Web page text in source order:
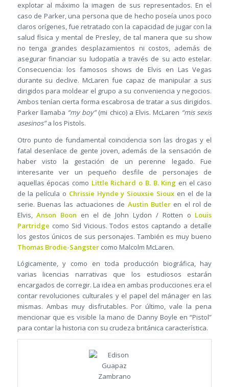
explotar al máximo la imagen de sus representados. En el
caso de Parker, una persona que de hecho poseía unos poco
claros orígenes, fue retratado con la capacidad de jugar con la
salud física y mental de Presley, de tal manera que su show
no tenga grandes desplazamientos ni costos, además de
asegurar financiar su ludopatía a través de su acto estelar.
Consecuencia: los famosos shows de Elvis en Las Vegas
durante su declive. McLaren fue capaz de manipular a sus
dirigidos para moldear el grupo a su conveniencia y negocios.
Ambos tenían cierta forma escabrosa de tratar a sus dirigidos.
Parker llamaba “my boy”(mi chico) a Elvis. McLaren “mis sexis
asesinos”a los Pistols.
Otro punto de fundamental coincidencia son las drogas y el
fatal desenlace de gente joven, además de la sensación de
haber visto la gestación de un perenne legado. Fue
interesante ver un pequeño desfile de personajes de
aquellas épocas como Little Richard o B. B. King en el caso
de la película o Chrissie Hynde y Siouxsie Sioux en el de la
serie. Buenas las actuaciones de Austin Butleren el rol de
Elvis,Anson Boon en el de John Lydon / Rotten o Louis
Partridge como Sid Vicious. Todos estos captando a detalle
los gestos únicos de sus personajes. También es muy bueno
Thomas Brodie-Sangstercomo Malcolm McLaren.
Lógicamente, y como en toda producción biográfica, hay
varias licencias narrativas que los estudiosos estarán
encargados de corregir. La idea en ambas producciones era el
contar revoluciones culturales y el papel del mánager en las
mismas. Ambas muy disfrutables. Por último, vale la pena
mencionar que es visible la mano de Danny Boyle en “Pistol”
para contar la historia con su crudeza británica característica.